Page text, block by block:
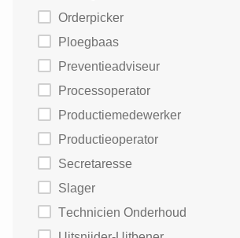
Orderpicker
Ploegbaas
Preventieadviseur
Processoperator
Productiemedewerker
Productieoperator
Secretaresse
Slager
Technicien Onderhoud